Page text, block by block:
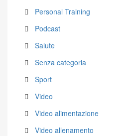
Personal Training
Podcast
Salute
Senza categoria
Sport
Video
Video alimentazione
Video allenamento